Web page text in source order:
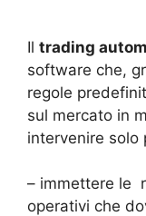
Il trading
software che,
regole
sul mercato in
intervenire solo
– immettere le
operativi che